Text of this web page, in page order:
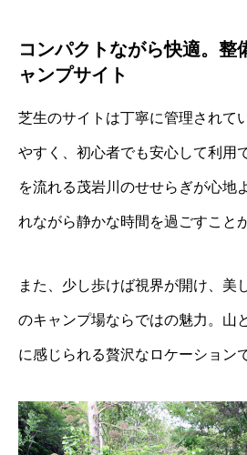
コンパクトながら快適。整
ャンプサイト
芝生のサイトは丁寧に管理されて
やすく、初心者でも安心して利用
を流れる茂岩川のせせらぎが心地
れながら静かな時間を過ごすこと
また、少し歩けば視界が開け、美
のキャンプ場ならではの魅力。山
に感じられる贅沢なロケーション